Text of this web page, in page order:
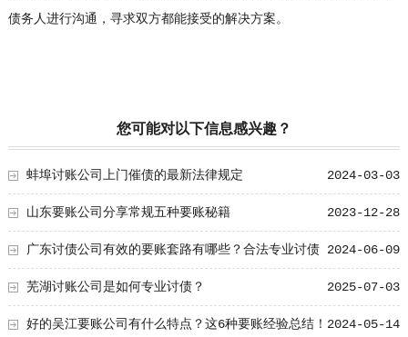
债务人进行沟通，寻求双方都能接受的解决方案。
您可能对以下信息感兴趣？
2024-03-03
蚌埠讨账公司上门催债的最新法律规定
2023-12-28
山东要账公司分享常规五种要账秘籍
2024-06-09
广东讨债公司有效的要账套路有哪些？合法专业讨债
公司的技巧！ 2025-07-03
芜湖讨账公司是如何专业讨债？
2024-05-14
好的吴江要账公司有什么特点？这6种要账经验总结！